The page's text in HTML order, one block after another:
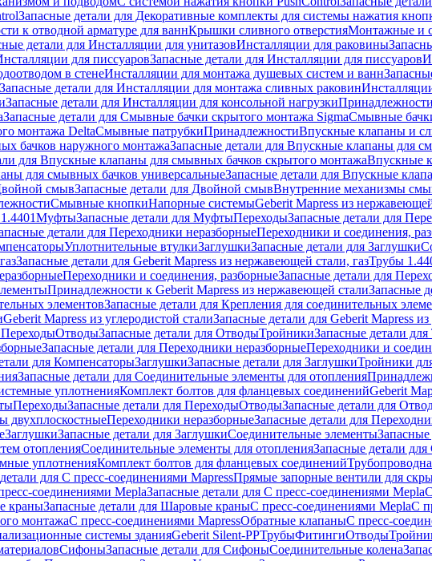
Запасные детали для Декоративные комплекты для системы нажатия
к отводной арматуре для ваннКрышки сливного отверстияМонтажные и
детали для Инсталляции для унитазовИнсталляции для раковины
для писсуаровЗапасные детали для Инсталляции для писсуаров
в стенеИнсталляции для монтажа душевых систем и ванн
Запасные детали для Инсталляции для монтажа сливных раковин
Запасные детали для Инсталляции для консольной нагрузкиПринадлежности
Запасные детали для Смывные бачки скрытого монтажа SigmaСмывные
монтажа DeltaСмывные патрубкиПринадлежностиВпускные клапаны и
бачков наружного монтажаЗапасные детали для Впускные клапаны для
для Впускные клапаны для смывных бачков скрытого монтажаВпускные
для смывных бачков универсальныеЗапасные детали для Впускные
смывЗапасные детали для Двойной смывВнутренние механизмы
Смывные кнопкиНапорные системыGeberit Mapress из
МуфтыЗапасные детали для МуфтыПереходыЗапасные детали для
детали для Переходники неразборныеПереходники и соединения,
Уплотнительные втулкиЗаглушкиЗапасные детали для Заглушки
Запасные детали для Geberit Mapress из нержавеющей стали, газТрубы
Переходники и соединения, разборныеЗапасные детали для
Принадлежности к Geberit Mapress из нержавеющей сталиЗапасные
элементовЗапасные детали для Крепления для соединительных
Geberit Mapress из углеродистой сталиЗапасные детали для Geberit Mapress из
ПереходыОтводыЗапасные детали для ОтводыТройникиЗапасные детали
Запасные детали для Переходники неразборныеПереходники и
для КомпенсаторыЗаглушкиЗапасные детали для ЗаглушкиТройники
Запасные детали для Соединительные элементы для отопления
уплотненияКомплект болтов для фланцевых соединенийGeberit
ПереходыЗапасные детали для ПереходыОтводыЗапасные детали для
двухплоскостныеПереходники неразборныеЗапасные детали для
ЗаглушкиЗапасные детали для ЗаглушкиСоединительные элементы
отопленияСоединительные элементы для отопленияЗапасные детали
уплотненияКомплект болтов для фланцевых соединений
для С пресс-соединениями MapressПрямые запорные вентили для
соединениями MeplaЗапасные детали для С пресс-соединениями Mepla
краныЗапасные детали для Шаровые краныС пресс-соединениями MeplaС
монтажаС пресс-соединениями MapressОбратные клапаныС пресс-
системы зданияGeberit Silent-PPТрубыФитингиОтводы
СифоныЗапасные детали для СифоныСоединительные колена